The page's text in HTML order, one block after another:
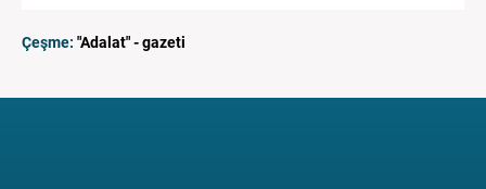
Çeşme: "Adalat" - gazeti